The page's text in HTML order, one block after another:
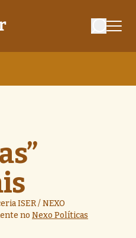
ISER / NEXO
no Nexo Políticas